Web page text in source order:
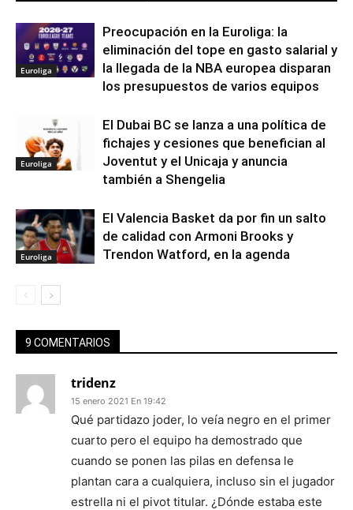
Euroliga
Preocupación en la Euroliga: la
eliminación del tope en gasto salarial y
la llegada de la NBA europea disparan
los presupuestos de varios equipos
Euroliga
El Dubai BC se lanza a una política de
fichajes y cesiones que benefician al
Joventut y el Unicaja y anuncia
también a Shengelia
Euroliga
El Valencia Basket da por fin un salto
de calidad con Armoni Brooks y
Trendon Watford, en la agenda
9 COMENTARIOS
tridenz
15 enero 2021 En 19:42
Qué partidazo joder, lo veía negro en el primer
cuarto pero el equipo ha demostrado que
cuando se ponen las pilas en defensa le
plantan cara a cualquiera, incluso sin el jugador
estrella ni el pivot titular. ¿Dónde estaba este